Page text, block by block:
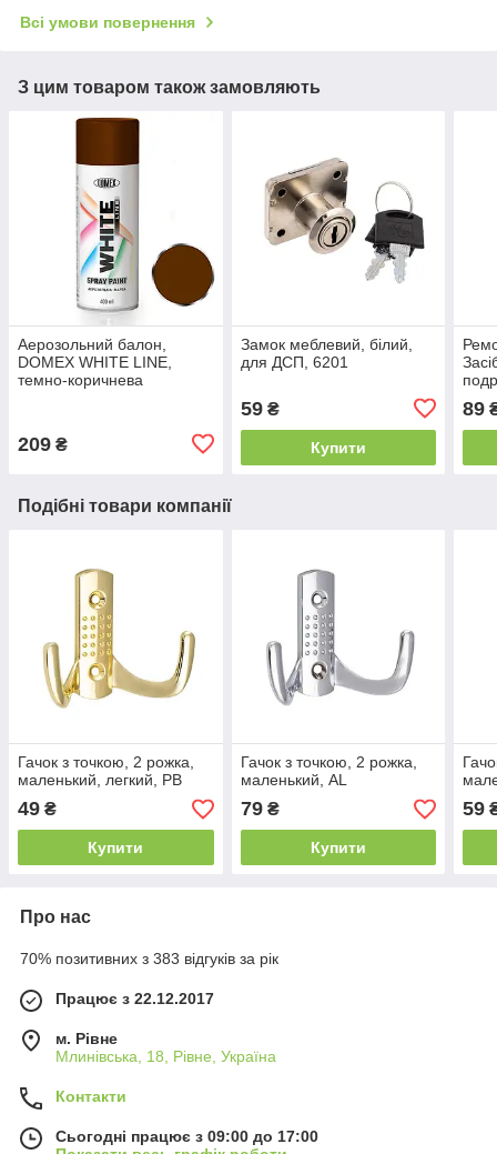
Всі умови повернення
З цим товаром також замовляють
Аерозольний балон,
DOMEX WHITE LINE,
темно-коричнева
209 ₴
Замок меблевий, білий,
для ДСП, 6201
59₴
Купити
89
Подібні товари компанії
Гачок з точкою, 2 рожка,
маленький, легкий, PB
49 ₴
Купити
Гачок з точкою, 2 рожка,
маленький, AL
79₴
Купити
59
Про нас
70% позитивних з 383 відгуків за рік
Працює з 22.12.2017
м. Рівне
Млинівська, 18, Рівне, Україна
Контакти
Сьогодні працює з 09:00 до 17:00